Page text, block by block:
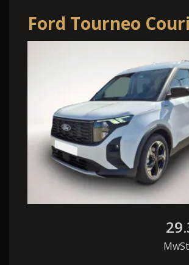
Ford Tourneo
EcoBoost 125PS